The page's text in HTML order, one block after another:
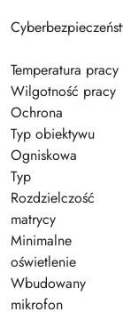
Temperatura pracy
Wilgotność pracy
Ochrona
Typ obiektywu
Ogniskowa
Typ
Rozdzielczość
matrycy
Minimalne
oświetlenie
Wbudowany
mikrofon